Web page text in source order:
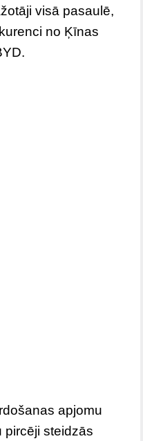
visā pasaulē,
no Ķīnas
apjomu
pircēji steidzās